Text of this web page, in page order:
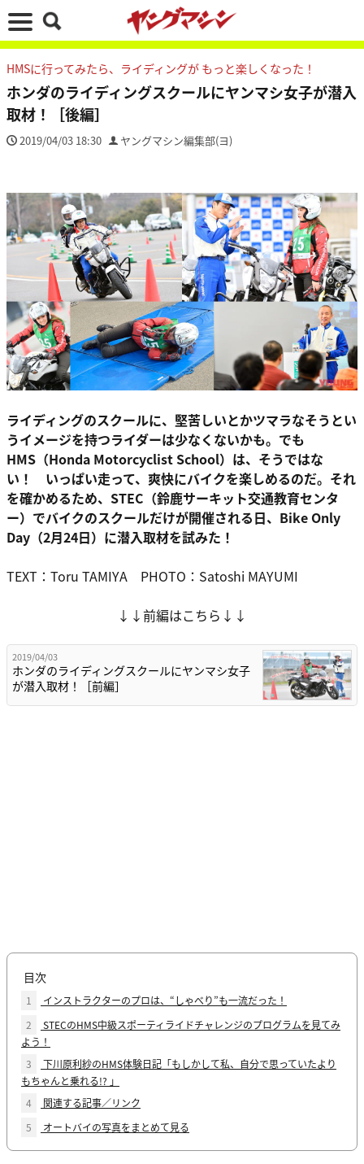
HMSに行ってみたら、ライディングが もっと楽しくなった！
ホンダのライディングスクールにヤンマシ女子が潜入
取材！［後編］
2019/04/03 18:30 ヤングマシン編集部(ヨ)
ライディングのスクールに、堅苦しいとかツマラなそうとい
うイメージを持つライダーは少なくないかも。でも
HMS（Honda Motorcyclist School）は、そうではな
い！ いっぱい走って、爽快にバイクを楽しめるのだ。それ
を確かめるため、STEC（鈴鹿サーキット交通教育センタ
ー）でバイクのスクールだけが開催される日、Bike Only
Day（2月24日）に潜入取材を試みた！
TEXT：Toru TAMIYA PHOTO：Satoshi MAYUMI
↓↓前編はこちら↓↓
2019/04/03
ホンダのライディングスクールにヤンマシ女子
が潜入取材！［前編］
目次
1
インストラクターのプロは、“しゃべり”も一流だった！
2
STECのHMS中級スポーティライドチャレンジのプログラムを見てみ
よう！
3
下川原利紗のHMS体験日記「もしかして私、自分で思っていたより
もちゃんと乗れる!? 」
4
関連する記事／リンク
5
オートバイの写真をまとめて見る